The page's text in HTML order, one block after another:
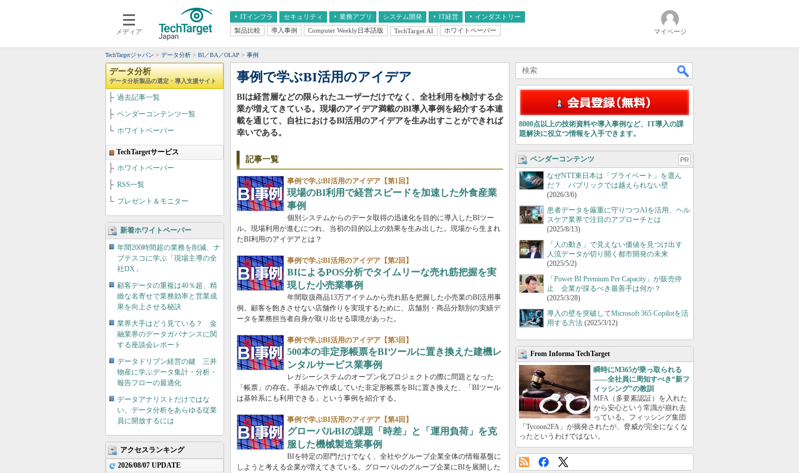
メディア
ITインフラ
クラウド
サーバ＆ストレージ
スマートモバイル
セキュリティ 業務アプリ
エンタープライズAI
ERP
データ分析
CX
情報系システム
システム開発 IT経営
経営とIT
インダストリー
医療IT
製品比較 導入事例 Computer Weekly日本語版 TechTarget.AI ホワイトペーパー マイページ
TechTargetジャパン データ分析 BI／BA／OLAP 事例
データ分析
データ分析製品の選定・導入支援サイト
過去記事一覧
ベンダーコンテンツ一覧
ホワイトペーパー
TechTargetサービス
ホワイトペーパー
RSS一覧
プレゼント＆モニター
新着ホワイトペーパー
年間200時間超の業務を削減、ナ
ブテスコに学ぶ「現場主導の全
社DX」
顧客データの重複は40％超、精
緻な名寄せで業務効率と営業成
果を向上させる秘訣
業界大手はどう見ている？ 金
融業界のデータガバナンスに関
する座談会レポート
データドリブン経営の鍵 三井
物産に学ぶデータ集計・分析・
報告フローの最適化
データアナリストだけではな
い、データ分析をあらゆる従業
員に開放するには
アクセスランキング
2026/08/07 UPDATE
事例で学ぶBI活用のアイデア
BIは経営層などの限られたユーザーだけでなく、全社利用を検討する企
業が増えてきている。現場のアイデア満載のBI導入事例を紹介する本連
載を通じて、自社におけるBI活用のアイデアを生み出すことができれば
幸いである。
記事一覧
事例で学ぶBI活用のアイデア【第1回】
現場のBI利用で経営スピードを加速した外食産業
事例
個別システムからのデータ取得の迅速化を目的に導入したBIツー
ル。現場利用が進むにつれ、当初の目的以上の効果を生み出した。現場から生まれ
たBI利用のアイデアとは？
事例で学ぶBI活用のアイデア【第2回】
BIによるPOS分析でタイムリーな売れ筋把握を実
現した小売業事例
年間取扱商品13万アイテムから売れ筋を把握した小売業のBI活用事
例。顧客を飽きさせない店舗作りを実現するために、店舗別・商品分類別の実績デ
ータを業務担当者自身が取り出せる環境があった。
事例で学ぶBI活用のアイデア【第3回】
500本の非定形帳票をBIツールに置き換えた建機レ
ンタルサービス業事例
レガシーシステムのオープン化プロジェクトの際に問題となった
「帳票」の存在。手組みで作成していた非定形帳票をBIに置き換えた、「BIツール
は基幹系にも利用できる」という事例を紹介する。
事例で学ぶBI活用のアイデア【第4回】
グローバルBIの課題「時差」と「運用負荷」を克
服した機械製造業事例
BIを特定の部門だけでなく、全社やグループ企業全体の情報基盤に
しようと考える企業が増えてきている。グローバルのグループ企業にBIを展開した
8000点以上の技術資料や導入事例など、IT導入の課
題解決に役立つ情報を入手できます。
ベンダーコンテンツ PR
なぜNTT東日本は「プライベート」を選ん
だ？ パブリックでは越えられない壁
(2026/3/6)
患者データを厳重に守りつつAIを活用、ヘル
スケア業界で注目のアプローチとは
(2025/8/13)
「人の動き」で見えない価値を見つけ出す
人流データが切り開く都市開発の未来
(2025/5/2)
「Power BI Premium Per Capacity」が販売停
止 企業が採るべき最善手は何か？
(2025/3/28)
導入の壁を突破してMicrosoft 365 Copilotを活
用する方法 (2025/3/12)
From Informa TechTarget
瞬時にM365が乗っ取られる
――全社員に周知すべき“新フ
ィッシング”の教訓
MFA（多要素認証）を入れた
から安心という常識が崩れ去
っている。フィッシング集団
「Tycoon2FA」が摘発されたが、脅威が完全になくな
ったというわけではない。